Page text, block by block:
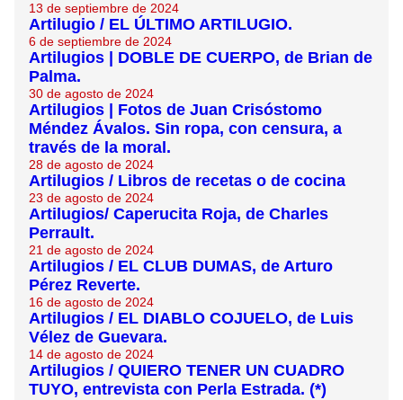
13 de septiembre de 2024
Artilugio / EL ÚLTIMO ARTILUGIO.
6 de septiembre de 2024
Artilugios | DOBLE DE CUERPO, de Brian de
Palma.
30 de agosto de 2024
Artilugios | Fotos de Juan Crisóstomo
Méndez Ávalos. Sin ropa, con censura, a
través de la moral.
28 de agosto de 2024
Artilugios / Libros de recetas o de cocina
23 de agosto de 2024
Artilugios/ Caperucita Roja, de Charles
Perrault.
21 de agosto de 2024
Artilugios / EL CLUB DUMAS, de Arturo
Pérez Reverte.
16 de agosto de 2024
Artilugios / EL DIABLO COJUELO, de Luis
Vélez de Guevara.
14 de agosto de 2024
Artilugios / QUIERO TENER UN CUADRO
TUYO, entrevista con Perla Estrada. (*)